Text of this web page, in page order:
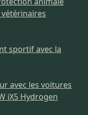
sportif avec la
avec les voitures
iX5 Hydrogen